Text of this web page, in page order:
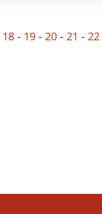
18 - 19 - 20 - 21 - 22